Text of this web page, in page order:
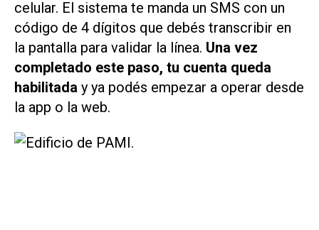
celular. El sistema te manda un SMS con un
código de 4 dígitos que debés transcribir en
la pantalla para validar la línea. Una vez
completado este paso, tu cuenta queda
habilitada y ya podés empezar a operar desde
la app o la web.